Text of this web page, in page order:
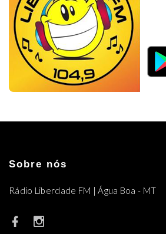
Sobre nós
Rádio Liberdade FM | Água Boa - MT